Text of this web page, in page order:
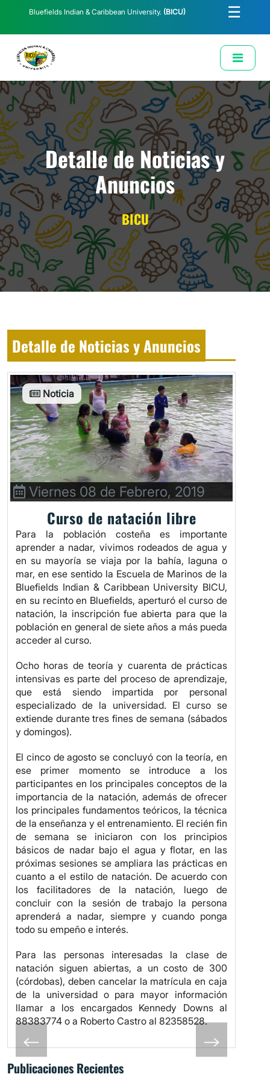
Bluefields Indian & Caribbean University. (BICU) ☰
Solicitud de Correo Institucional
Detalle de Noticias y
Anuncios
BICU
Detalle de Noticias y Anuncios
Noticia
Viernes 08 de Febrero, 2019
Curso de natación libre
Para la población costeña es importante
aprender a nadar, vivimos rodeados de agua y
en su mayoría se viaja por la bahía, laguna o
mar, en ese sentido la Escuela de Marinos de la
Bluefields Indian & Caribbean University BICU,
en su recinto en Bluefields, aperturó el curso de
natación, la inscripción fue abierta para que la
población en general de siete años a más pueda
acceder al curso.
Ocho horas de teoría y cuarenta de prácticas
intensivas es parte del proceso de aprendizaje,
que está siendo impartida por personal
especializado de la universidad. El curso se
extiende durante tres fines de semana (sábados
y domingos).
El cinco de agosto se concluyó con la teoría, en
ese primer momento se introduce a los
participantes en los principales conceptos de la
importancia de la natación, además de ofrecer
los principales fundamentos teóricos, la técnica
de la enseñanza y el entrenamiento. El recién fin
de semana se iniciaron con los principios
básicos de nadar bajo el agua y flotar, en las
próximas sesiones se ampliara las prácticas en
cuanto a el estilo de natación. De acuerdo con
los facilitadores de la natación, luego de
concluir con la sesión de trabajo la persona
aprenderá a nadar, siempre y cuando ponga
todo su empeño e interés.
Para las personas interesadas la clase de
natación siguen abiertas, a un costo de 300
(córdobas), deben cancelar la matrícula en caja
de la universidad o para mayor información
llamar a los encargados Kennedy Downs al
88383774 o a Roberto Castro al 82358528.
Publicaciones Recientes